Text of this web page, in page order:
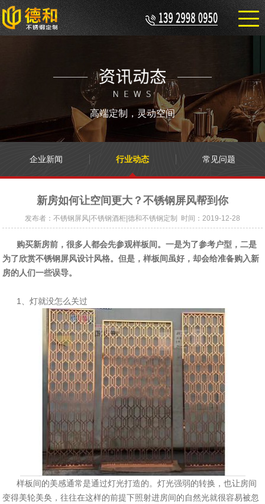
高端定制，灵动空间
企业新闻 行业动态 常见问题
新房如何让空间更大？不锈钢屏风帮到你
发布者：不锈钢屏风|不锈钢酒柜|德和不锈钢定制 时间：2019-12-28
购买新房前，很多人都会先参观样板间。一是为了参考户型，二是
为了欣赏不锈钢屏风设计风格。但是，样板间虽好，却会给准备购入新
房的人们一些误导。
1、灯就没怎么关过
样板间的美感通常是通过灯光打造的。灯光强弱的转换，也让房间
变得美轮美奂，往往在这样的前提下照射进房间的自然光就很容易被忽